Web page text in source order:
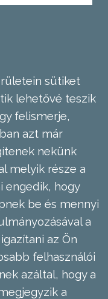
sütiket
lehetővé teszik
felismerje,
azt már
nekünk
melyik része a
engedik, hogy
be és mennyi
a
az Ön
felhasználói
azáltal, hogy a
a